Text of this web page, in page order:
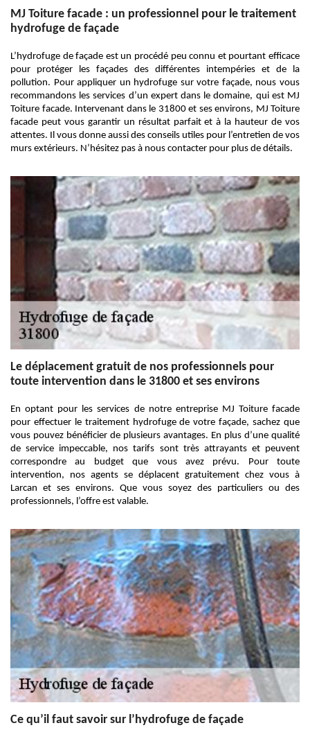
MJ Toiture facade : un professionnel pour le traitement
hydrofuge de façade
L’hydrofuge de façade est un procédé peu connu et pourtant efficace
pour protéger les façades des différentes intempéries et de la
pollution. Pour appliquer un hydrofuge sur votre façade, nous vous
recommandons les services d’un expert dans le domaine, qui est MJ
Toiture facade. Intervenant dans le 31800 et ses environs, MJ Toiture
facade peut vous garantir un résultat parfait et à la hauteur de vos
attentes. Il vous donne aussi des conseils utiles pour l’entretien de vos
murs extérieurs. N’hésitez pas à nous contacter pour plus de détails.
Le déplacement gratuit de nos professionnels pour
toute intervention dans le 31800 et ses environs
En optant pour les services de notre entreprise MJ Toiture facade
pour effectuer le traitement hydrofuge de votre façade, sachez que
vous pouvez bénéficier de plusieurs avantages. En plus d’une qualité
de service impeccable, nos tarifs sont très attrayants et peuvent
correspondre au budget que vous avez prévu. Pour toute
intervention, nos agents se déplacent gratuitement chez vous à
Larcan et ses environs. Que vous soyez des particuliers ou des
professionnels, l’offre est valable.
Ce qu’il faut savoir sur l’hydrofuge de façade